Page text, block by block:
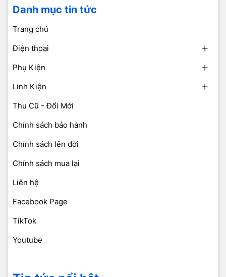
Danh mục tin tức
Trang chủ
Điện thoại
Phụ Kiện
Linh Kiện
Thu Cũ - Đổi Mới
Chính sách bảo hành
Chính sách lên đời
Chính sách mua lại
Liên hệ
Facebook Page
TikTok
Youtube